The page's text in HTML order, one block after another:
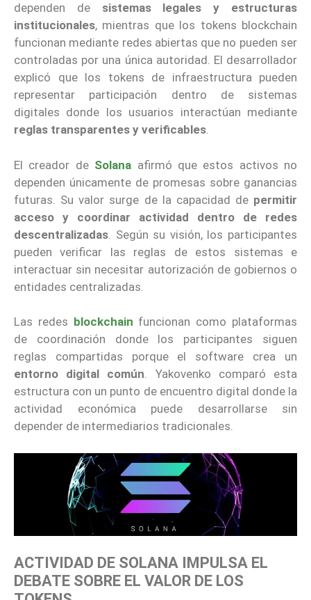
dependen de sistemas legales y estructuras
institucionales, mientras que los tokens blockchain
funcionan mediante redes abiertas que no pueden ser
controladas por una única autoridad. El desarrollador
explicó que los tokens de infraestructura pueden
representar participación dentro de sistemas
digitales donde los usuarios interactúan mediante
reglas transparentes y verificables.
El creador de Solana afirmó que estos activos no
dependen únicamente de promesas sobre ganancias
futuras. Su valor surge de la capacidad de permitir
acceso y coordinar actividad dentro de redes
descentralizadas . Según su visión, los participantes
pueden verificar las reglas de estos sistemas e
interactuar sin necesitar autorización de gobiernos o
entidades centralizadas.
Las redes blockchain funcionan como plataformas
de coordinación donde los participantes siguen
reglas compartidas porque el software crea un
entorno digital común. Yakovenko comparó esta
estructura con un punto de encuentro digital donde la
actividad económica puede desarrollarse sin
depender de intermediarios tradicionales.
ACTIVIDAD DE SOLANA IMPULSA EL
DEBATE SOBRE EL VALOR DE LOS